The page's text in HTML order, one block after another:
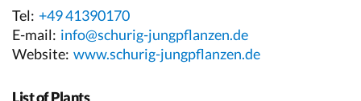
Tel: +49 41390170
E-mail: info@schurig-jungpflanzen.de
Website: www.schurig-jungpflanzen.de
List of Plants